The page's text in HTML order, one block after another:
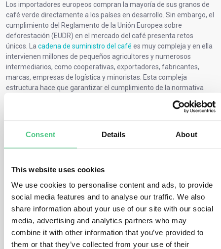
Consent Details About
This website uses cookies
We use cookies to personalise content and ads, to provide
social media features and to analyse our traffic. We also
share information about your use of our site with our social
media, advertising and analytics partners who may
combine it with other information that you’ve provided to
them or that they’ve collected from your use of their
Los importadores europeos compran la mayoría de sus granos de
café verde directamente a los países en desarrollo. Sin embargo, el
cumplimiento del Reglamento de la Unión Europea sobre
deforestación (EUDR) en el mercado del café presenta retos
únicos. La cadena de suministro del café es muy compleja y en ella
intervienen millones de pequeños agricultores y numerosos
intermediarios, como cooperativas, exportadores, fabricantes,
marcas, empresas de logística y minoristas. Esta compleja
estructura hace que garantizar el cumplimiento de la normativa
cubiertos por la EUDR. En osapeer la Comunidad del Café que debe
Requisitos para los caficultores
criterios:
Cultivar café sólo en tierras que no hayan sido deforestadas
Recopilación de datos GPS de todas las zonas de producción
Compartir datos clave con sus socios comerciales